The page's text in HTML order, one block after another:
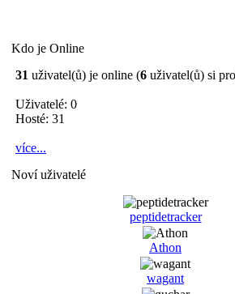
Kdo je Online
31 uživatel(ů) je online (6 uživatel(ů) si
Uživatelé: 0
Hosté: 31
více...
Noví uživatelé
peptidetracker
Athon
wagant